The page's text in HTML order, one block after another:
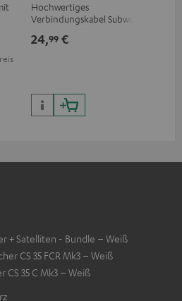
Hochwertiges
Verbindungskabel Subwoofer
24,99 €
+ Satelliten - Bundle – Weiß
CS 35 FCR Mk3 – Weiß
CS 35 C Mk3 – Weiß